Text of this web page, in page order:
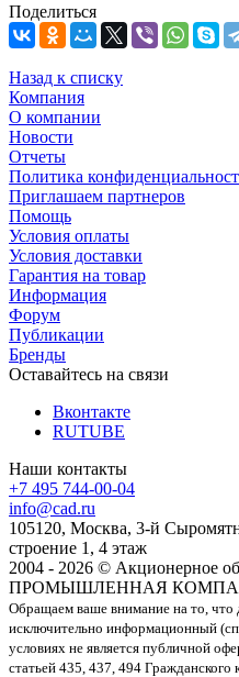
Поделиться
Назад к списку
Компания
О компании
Новости
Отчеты
Политика
Приглашаем партнеров
Помощь
Условия оплаты
Условия доставки
Гарантия на товар
Информация
Форум
Публикации
Бренды
Оставайтесь на связи
Вконтакте
RUTUBE
Наши контакты
+7 495 744-00-04
info@cad.ru
105120, Москва, 3-й
строение 1, 4 этаж
2004 - 2026 © Акционерное
ПРОМЫШЛЕННАЯ
Обращаем ваше внимание на то, что
исключительно информационный
условиях не является публичной
статьей 435, 437, 494